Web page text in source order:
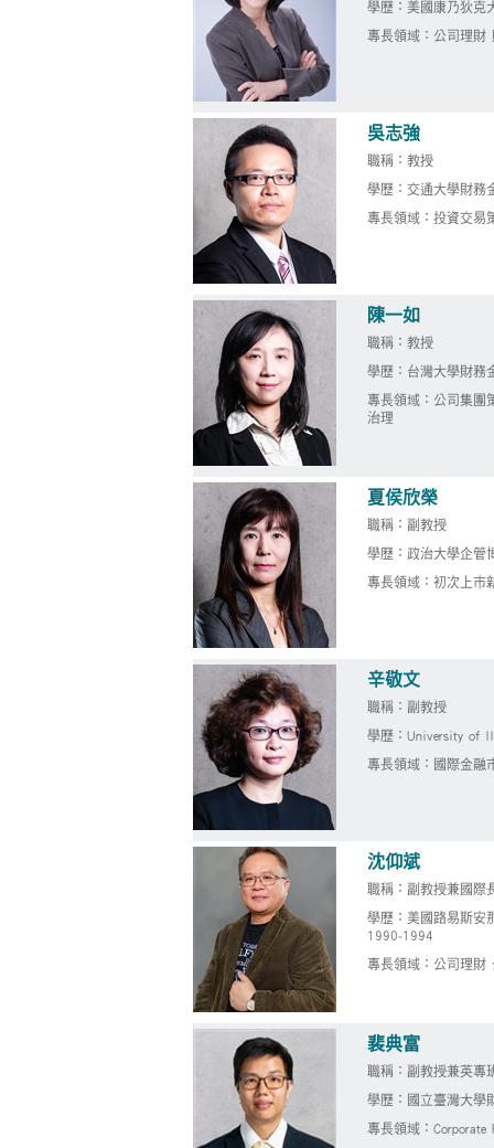
學歷：美國康乃狄克
專長領域：公司理財
吳志強
職稱：教授
學歷：交通大學財務
專長領域：投資交易
陳一如
職稱：教授
學歷：台灣大學財務
專長領域：公司集團
治理
夏侯欣榮
職稱：副教授
學歷：政治大學企管
專長領域：初次上市
辛敬文
職稱：副教授
學歷：University of
專長領域：國際金融
沈仰斌
職稱：副教授兼國際
學歷：美國路易斯安
1990-1994
專長領域：公司理財
裴典富
職稱：副教授兼英專
學歷：國立臺灣大學
專長領域：Corporate